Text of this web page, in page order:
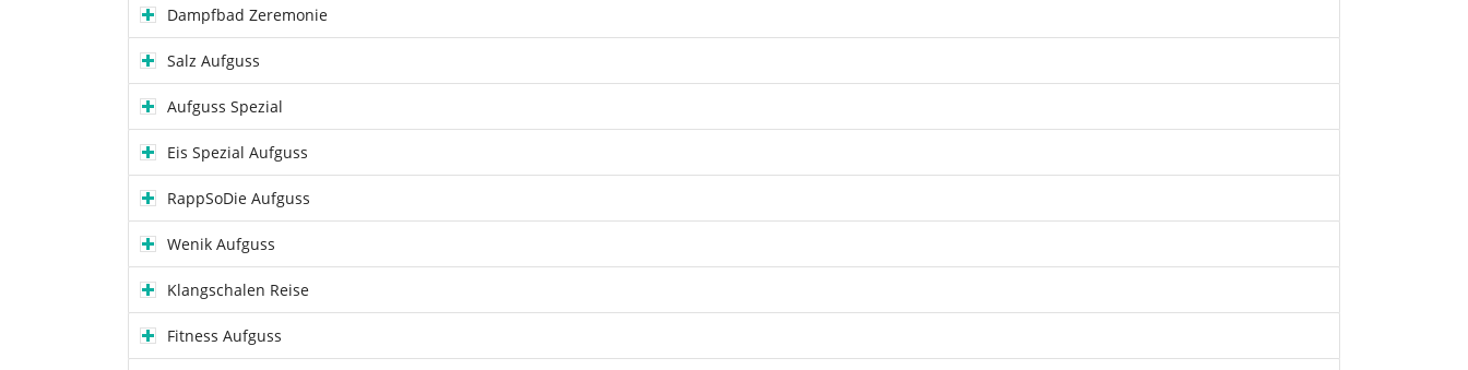
Dampfbad Zeremonie
Salz Aufguss
Aufguss Spezial
Eis Spezial Aufguss
RappSoDie Aufguss
Wenik Aufguss
Klangschalen Reise
Fitness Aufguss